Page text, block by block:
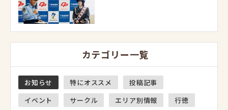
カテゴリー一覧
お知らせ 特にオススメ
投稿記事
イベント
サークル エリア別情報
行徳